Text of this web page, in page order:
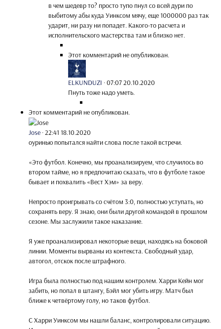
в чем шедевр то? просто тупо пнул со всей дури по
выбитому абы куда Уинксом мячу, еще 1000000 раз так
ударит, ни разу ни попадет. Какого-то расчета и
исполнительского мастерства там и близко нет.
Этот комментарий не опубликован.
ELKUNDUZI ·07:07 20.10.2020
Пнуть тоже надо уметь.
Этот комментарий не опубликован.
Jose ·22:41 18.10.2020
оуринью попытался найти слова после такой встречи.
«Это футбол. Конечно, мы проанализируем, что случилось во
втором тайме, но я предпочитаю сказать, что в футболе такое
бывает и похвалить «Вест Хэм» за веру.
Непросто проигрывать со счётом 3:0, полностью уступать, но
сохранять веру. Я знаю, они были другой командой в прошлом
сезоне. Мы заслужили такое наказание.
Я уже проанализировал некоторые вещи, находясь на боковой
линии. Моменты вырваны из контекста. Свободный удар,
автогол, отскок после штрафного.
Игра была полностью под нашим контролем. Харри Кейн мог
забить, но попал в штангу, Бэйл мог убить игру. Матч был
ближе к четвёртому голу, но таков футбол.
С Харри Уинксом мы нашли баланс, контролировали ситуацию.